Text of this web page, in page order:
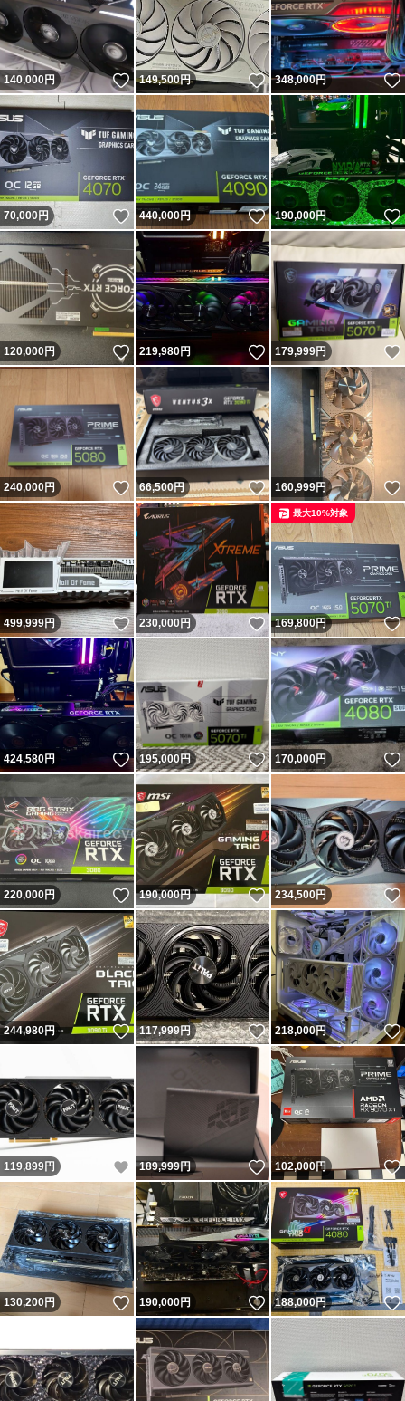
140,000円 いいね！
149,500円 いいね！
348,000円
70,000円 いいね！
440,000円 いいね！
190,000円
120,000円 いいね！
219,980円 いいね！
179,999円
240,000円 いいね！
66,500円 いいね！
160,999円
499,999円 いいね！
230,000円 いいね！
169,800円
最大10%対象
424,580円 いいね！
195,000円 いいね！
170,000円
220,000円 いいね！
190,000円 いいね！
234,500円
244,980円 いいね！
117,999円 いいね！
218,000円
119,899円 いいね！
189,999円 いいね！
102,000円
130,200円 いいね！
190,000円 いいね！
188,000円